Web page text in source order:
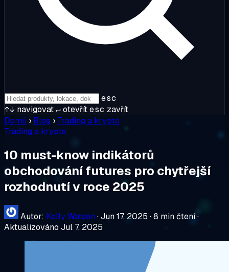
esc
↑↓ navigovat↵otevřítesc zavřít
Domů › Blog › Trading a krypto
Trading a krypto
10 must-know indikátorů
obchodování futures pro chytřejší
rozhodnutí v roce 2025
Autor: Kelly Watson ·Jun 17, 2025 ·8 min čtení·
Aktualizováno Jul 7, 2025